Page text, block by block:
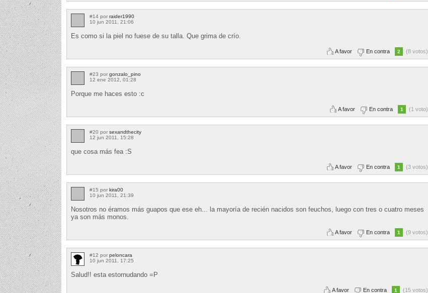
#14 por raider1990
10 jun 2011, 21:06
Es como si la piel no fuese de su talla. Que grima de crío.
A favor En contra 2 (8 votos)
#23 por gonzalo_pino
12 ene 2012, 01:28
Porque me haces esto :c
A favor En contra 1 (1 voto)
#20 por sexandthecity
12 jun 2011, 15:28
que cosa más fea :S
A favor En contra 1 (3 votos)
#15 por kira00
10 jun 2011, 21:39
Nosotros no éramos más guapos que ese eh... la mayoría de recién nacidos son feuchos, luego con tres o cuatro meses
ya son más monos.
A favor En contra 1 (9 votos)
#12 por peloncara
10 jun 2011, 17:25
Salud!! esta estornudando =P
A favor En contra 1 (15 votos)